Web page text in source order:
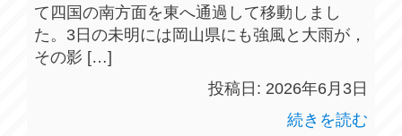
て四国の南方面を東へ通過して移動しまし
た。3日の未明には岡山県にも強風と大雨が，
その影 […]
投稿日: 2026年6月3日
続きを読む